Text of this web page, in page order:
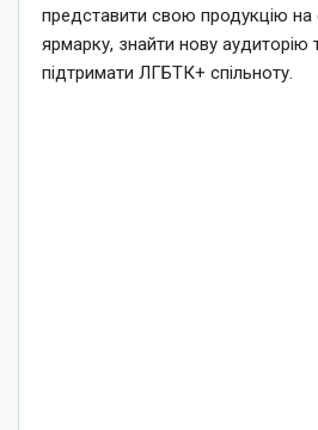
представити свою продукцію
ярмарку, знайти нову аудиторію
підтримати ЛГБТК+ спільноту.